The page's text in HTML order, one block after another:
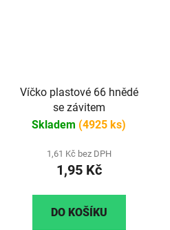
Víčko plastové 66 hnědé
se závitem
Skladem (4925 ks)
1,61 Kč bez DPH
1,95 Kč
DO KOŠÍKU